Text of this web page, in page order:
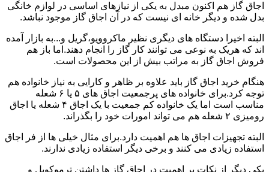
اجاق گاز هم اکنون مبدل به یکی از نیازهای اساسی در لوازم خانگی
بدل شده و دیگر خانه ای نیست که در آن اجاق گاز موجود نباشد.
البته اخیرا دستگاه های دیگری نظیر ماکروویو،گریل و...به بازار آمده
اند که هریک به نوعی می توانند کار گاز را انجام دهند.اما باز هم
فروش اجاق گاز به مراتب بیش از این محصولات است.
هنگام خرید اجاق گاز باید علاوه بر ظاهر و کارایی به نیاز خانواده هم
توجه کرد.برای خانواده های پرجمعیت اجاق های ۵ یا ۶ شعله
مناسب است اما یک خانواده کم جمعیت با یک اجاق ۴ شعله یا اجاق
رومیزی ۲ شعله هم می تواند امورات خود را بگذراند.
البته تجهیزات اجاق ها هم اهمیت دارد.برای مثال خیلی ها از فر اجاق
استفاده زیادی می کنند و برخی دیگر استفاده زیادی ندارند.
یکی دیگر از نکات پر اهمیت در اجاق گاز ها داشتن ترموکوبل و